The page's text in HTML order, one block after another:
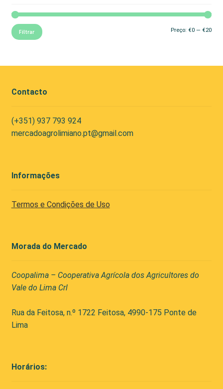
Filtrar Preço: €0 — €20
Contacto
(+351) 937 793 924
mercadoagrolimiano.pt@gmail.com
Informações
Termos e Condições de Uso
Morada do Mercado
Coopalima – Cooperativa Agrícola dos Agricultores do
Vale do Lima Crl
Rua da Feitosa, n.º 1722 Feitosa, 4990-175 Ponte de
Lima
Horários: